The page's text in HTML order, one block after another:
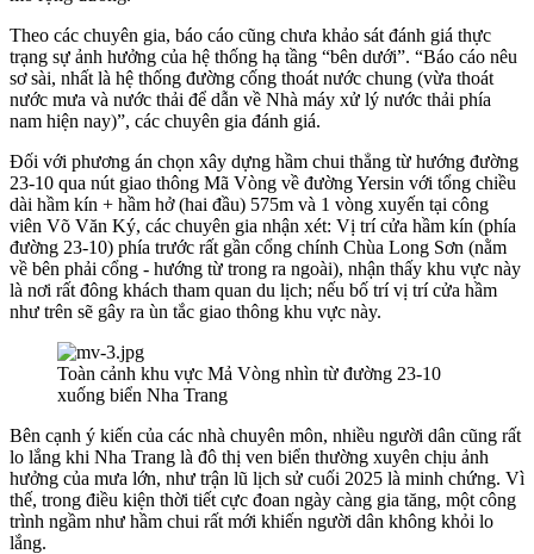
Theo các chuyên gia, báo cáo cũng chưa khảo sát đánh giá thực
trạng sự ảnh hưởng của hệ thống hạ tầng “bên dưới”. “Báo cáo nêu
sơ sài, nhất là hệ thống đường cống thoát nước chung (vừa thoát
nước mưa và nước thải để dẫn về Nhà máy xử lý nước thải phía
nam hiện nay)”, các chuyên gia đánh giá.
Đối với phương án chọn xây dựng hầm chui thẳng từ hướng đường
23-10 qua nút giao thông Mã Vòng về đường Yersin với tổng chiều
dài hầm kín + hầm hở (hai đầu) 575m và 1 vòng xuyến tại công
viên Võ Văn Ký, các chuyên gia nhận xét: Vị trí cửa hầm kín (phía
đường 23-10) phía trước rất gần cổng chính Chùa Long Sơn (nằm
về bên phải cổng - hướng từ trong ra ngoài), nhận thấy khu vực này
là nơi rất đông khách tham quan du lịch; nếu bố trí vị trí cửa hầm
như trên sẽ gây ra ùn tắc giao thông khu vực này.
Toàn cảnh khu vực Mả Vòng nhìn từ đường 23-10
xuống biển Nha Trang
Bên cạnh ý kiến của các nhà chuyên môn, nhiều người dân cũng rất
lo lắng khi Nha Trang là đô thị ven biển thường xuyên chịu ảnh
hưởng của mưa lớn, như trận lũ lịch sử cuối 2025 là minh chứng. Vì
thế, trong điều kiện thời tiết cực đoan ngày càng gia tăng, một công
trình ngầm như hầm chui rất mới khiến người dân không khỏi lo
lắng.